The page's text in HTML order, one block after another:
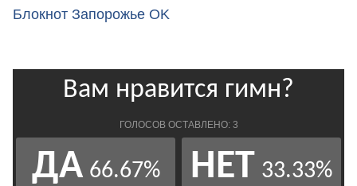
Блокнот Запорожье OK